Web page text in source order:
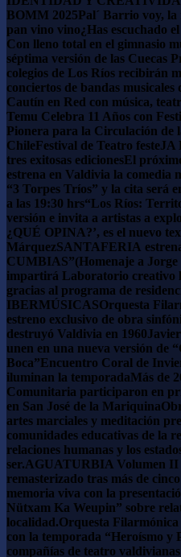
BOMM 2025Pal´ Barrio voy, la
pan vino vino¿Has escuchado
Con lleno total en el gimnasio
séptima versión de las Cuecas
colegios de Los Ríos recibirán
conciertos de bandas musicales
Cautín en Red con música,
Temu Celebra 11 Años con
Pionera para la Circulación de
ChileFestival de Teatro
tres exitosas edicionesEl
estrena en Valdivia la comedia
“3 Torpes Tríos” y la cita será
a las 19:30 hrs“Los Ríos:
versión e invita a artistas a
¿QUÉ OPINA?’, es el nuevo
MárquezSANTAFERIA
CUMBIAS”(Homenaje a Jorge
impartirá Laboratorio creativo
gracias al programa de
IBERMÚSICASOrquesta
estreno exclusivo de obra
destruyó Valdivia en 1960
unen en una nueva versión de
Boca”Encuentro Coral de
iluminan la temporadaMás de
Comunitaria participaron en
en San José de la Mariquina
artes marciales y meditación
comunidades educativas de la
relaciones humanas y los
ser.AGUATURBIA Volumen II
remasterizado tras más de
memoria viva con la
Nütxam Ka Weupin” sobre
localidad.Orquesta Filarmónica
con la temporada “Heroísmo y
compañías de teatro